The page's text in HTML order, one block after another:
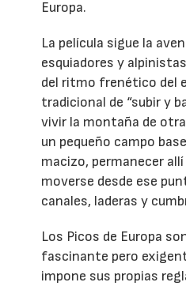
Europa.
La película sigue la
esquiadores y
del ritmo frenético del
tradicional de “subir y
vivir la montaña de
un pequeño campo
macizo, permanecer
moverse desde ese
canales, laderas y
Los Picos de Europa
fascinante pero
impone sus propias